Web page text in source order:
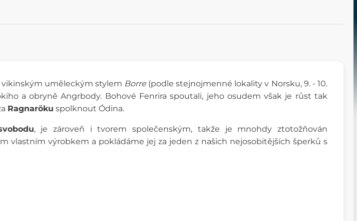
vikinským uměleckým stylem Borre(podle stejnojmenné lokality v Norsku, 9. - 10.
a obryně Angrbody. Bohové Fenrira spoutali, jeho osudem však je růst tak
Ragnaröku spolknout Ódina.
, je zároveň i tvorem společenským, takže je mnohdy ztotožňován
vlastním výrobkem a pokládáme jej za jeden z našich nejosobitějších šperků s